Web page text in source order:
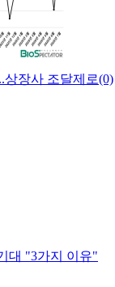
상장사 조달제로(0)
대 "3가지 이유"